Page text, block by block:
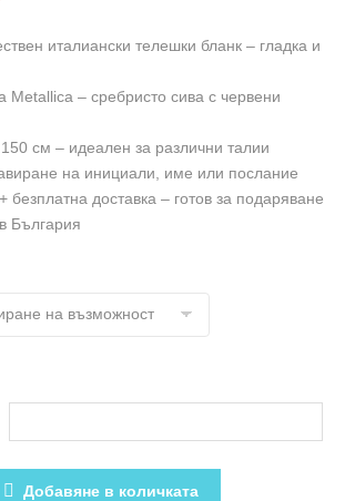
италиански телешки бланк – гладка и
Metallica – сребристо сива с червени
см – идеален за различни талии
на инициали, име или послание
безплатна доставка – готов за подаряване
България
КОЖЕН КОЛАН С КАТАРАМА
Добавяне в количката